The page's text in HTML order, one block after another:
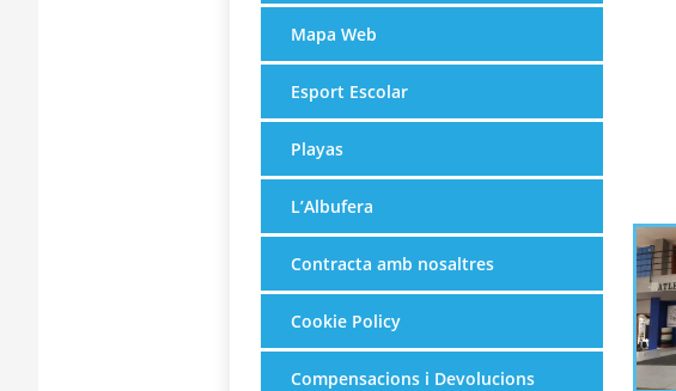
Mapa Web
Esport Escolar
Playas
L’Albufera
Contracta amb nosaltres
Cookie Policy
Compensacions i Devolucions